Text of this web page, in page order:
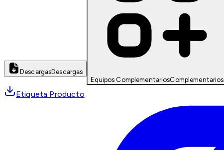
DescargasDescargas
Equipos ComplementariosComplementarios
Etiqueta Producto